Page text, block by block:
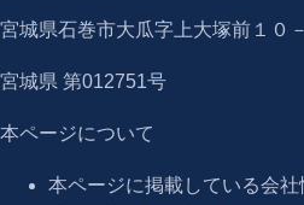
宮城県石巻市大瓜字上大塚前１０
宮城県 第012751号
本ページについて
本ページに掲載している会